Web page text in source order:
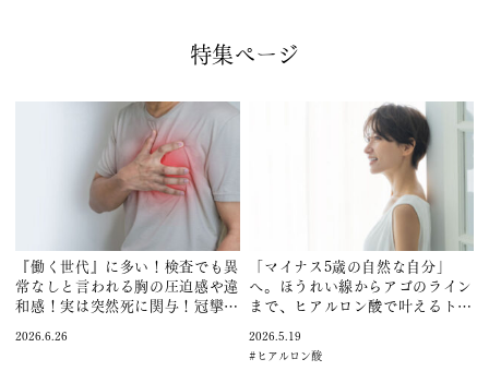
特集ページ
『働く世代』に多い！検査でも異
常なしと言われる胸の圧迫感や違
和感！実は突然死に関与！冠攣縮
2026.6.26
「マイナス5歳の自然な自分」
へ。ほうれい線からアゴのライン
まで、ヒアルロン酸で叶えるトー
2026.5.19
#ヒアルロン酸